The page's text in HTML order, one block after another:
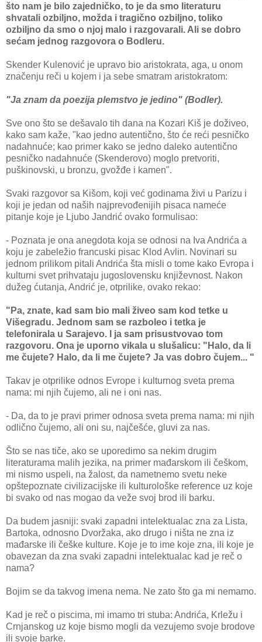
što nam je bilo zajedničko, to je da smo literaturu
shvatali ozbiljno, možda i tragično ozbiljno, toliko
ozbiljno da smo o njoj malo i razgovarali. Ali se dobro
sećam jednog razgovora o Bodleru.
Skender Kulenović je upravo bio aristokrata, aga, u onom
značenju reči u kojem i ja sebe smatram aristokratom:
"Ja znam da poezija plemstvo je jedino" (Bodler).
Sve ono što se dešavalo tih dana na Kozari Kiš je doživeo,
kako sam kaže, "kao jedno autentično, što će reći pesničko
nadahnuće; kao primer kako se jedno daleko autentično
pesničko nadahnuće (Skenderovo) moglo pretvoriti,
puškinovski, u bronzu, gvožđe i kamen".
Svaki razgovor sa Kišom, koji već godinama živi u Parizu i
koji je jedan od naših najprevođenijih pisaca nameće
pitanje koje je Ljubo Jandrić ovako formulisao:
- Poznata je ona anegdota koja se odnosi na Iva Andrića a
koju je zabeležio francuski pisac Klod Avlin. Novinari su
jednom prilikom pitali Andrića šta misli o tome kako Evropa i
kulturni svet prihvataju jugoslovensku književnost. Nakon
dužeg ćutanja, Andrić je, otprilike, ovako rekao:
"Pa, znate, kad sam bio mali živeo sam kod tetke u
Višegradu. Jednom sam se razboleo i tetka je
telefonirala u Sarajevo. I ja sam prisustvovao tom
razgovoru. Ona je uporno vikala u slušalicu: "Halo, da li
me čujete? Halo, da li me čujete? Ja vas dobro čujem... "
Takav je otprilike odnos Evrope i kulturnog sveta prema
nama: mi njih čujemo, ali ne i oni nas.
- Da, da to je pravi primer odnosa sveta prema nama: mi njih
odlično čujemo, ali oni su, najčešće, gluvi za nas.
Što se nas tiče, ako se uporedimo sa nekim drugim
literaturama malih jezika, na primer mađarskom ili češkom,
mi nismo uspeli, na žalost, da nametnemo svetu neke
opštepoznate civilizacijske ili kulturološke reference uz koje
bi svako od nas mogao da veže svoj brod ili barku.
Da budem jasniji: svaki zapadni intelektualac zna za Lista,
Bartoka, odnosno Dvoržaka, ako drugo i ništa ne zna iz
mađarske ili češke kulture. Koje je to ime koje zna, ili koje je
obavezan da zna svaki zapadni intelektualac kad je reč o
nama?
Bojim se da takvog imena nema. Ne zato što ga mi nemamo.
Kad je reč o piscima, mi imamo tri stuba: Andrića, Krležu i
Crnjanskog uz koje bismo mogli da vezujemo svoje brodove
ili svoje barke.